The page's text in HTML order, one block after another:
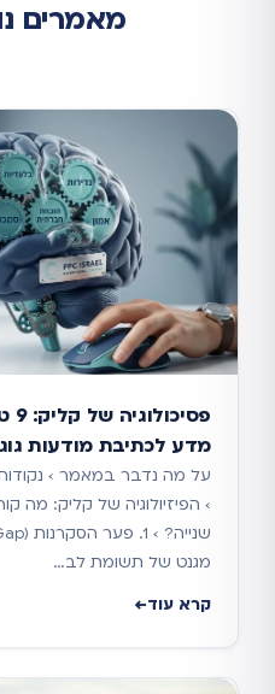
מאמרים
מדע לכתיבת מודעות
על מה נדבר במאמר ›
› הפיזיולוגיה של קליק: מה
מגנט של תשומת לב…
קרא עוד